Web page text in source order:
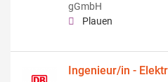
gGmbH
Plauen
Ingenieur/in -